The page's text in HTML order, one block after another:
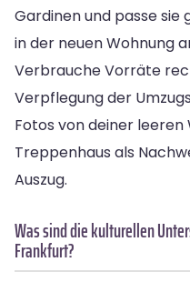
Gardinen und passe sie
in der neuen Wohnung
Verbrauche Vorräte
Verpflegung der
Fotos von deiner leeren
Treppenhaus als
Auszug.
Was sind die kulturellen
Frankfurt?